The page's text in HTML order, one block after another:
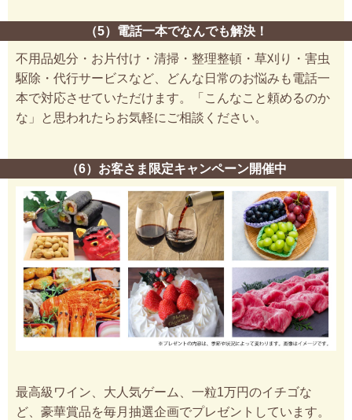
（5）電話一本でなんでも解決！
不用品処分・お片付け・清掃・整理整頓・草刈り・害虫
駆除・代行サービスなど、どんな日常のお悩みも電話一
本で対応させていただけます。「こんなこと頼めるのか
な」と思われたらお気軽にご相談ください。
（6）お客さま限定キャンペーン開催中
最高級ワイン、大人気ゲーム、一粒1万円のイチゴな
ど、豪華賞品を毎月抽選企画でプレゼントしています。